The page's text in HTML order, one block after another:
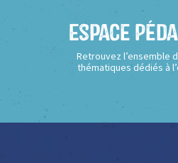
Espace
Retrouvez l’ensemble
thématiques dédiés à